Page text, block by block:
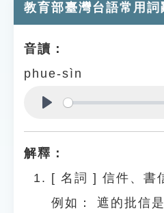
知識索引
遊戲專區
貓頭鷹博士
教育部臺灣台語常用詞
音讀：
phue-sìn
解釋：
[ 名詞 ] 信件、書
例如：
遮的批信